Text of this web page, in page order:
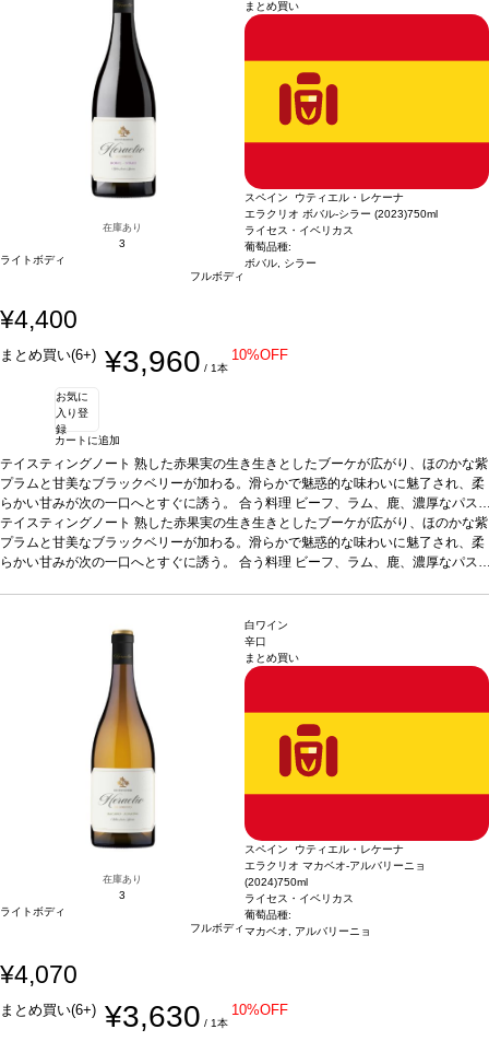
ー 55%、テンプラニーリョ 45%
*本ヴィンテージが在庫切れの場合、在庫があり価
格が同様の場合は自動的に次のヴィンテージに変更されます、ご了承ください。
在庫あり
3
ライトボディ
フルボディ
まとめ買い
スペイン ウティエル・レケーナ
エラクリオ ボバル-シラー (2023)750ml
ライセス・イベリカス
葡萄品種:
ボバル, シラー
¥4,400
まとめ買い(6+) ¥3,960 / 1本
10%OFF
お気に
入り登
録
カートに追加
テイスティングノート 熟した赤果実の生き生きとしたブーケが広がり、ほのかな紫
プラムと甘美なブラックベリーが加わる。滑らかで魅惑的な味わいに魅了され、柔
らかい甘みが次の一口へとすぐに誘う。 合う料理 ビーフ、ラム、鹿、濃厚なパス
タや家きん料理などと好相性葡萄品種ボバル 85%、シラー 15%*本ヴィンテージ
が在庫切れの場合、在庫があり価格が同様の場合は自動的に次のヴィンテージに変
更されます、ご了承ください。
テイスティングノート 熟した赤果実の生き生きとしたブーケが広がり、ほのかな紫
プラムと甘美なブラックベリーが加わる。滑らかで魅惑的な味わいに魅了され、柔
らかい甘みが次の一口へとすぐに誘う。 合う料理 ビーフ、ラム、鹿、濃厚なパス
在庫あり
3
ライトボディ
フルボディ
白ワイン
辛口
まとめ買い
スペイン ウティエル・レケーナ
エラクリオ マカベオ-アルバリーニョ
(2024)750ml
ライセス・イベリカス
葡萄品種:
マカベオ, アルバリーニョ
¥4,070
まとめ買い(6+) ¥3,630 / 1本
10%OFF